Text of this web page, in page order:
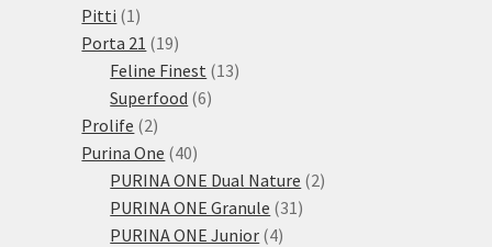
Pitti 1 1
produkt
Porta 21 1919
produktů
Feline Finest 1313
Superfood 66
Prolife 22
produkty
Purina One 4040
produktů
PURINA ONE Dual Nature 22
PURINA ONE Granule 31 31
PURINA ONE Junior 44